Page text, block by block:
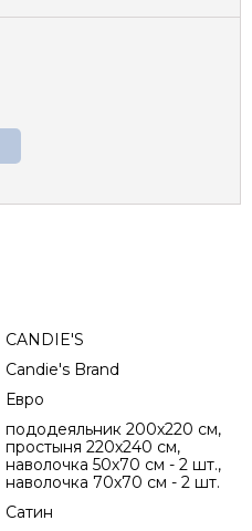
CANDIE'S
Candie's Brand
Евро
пододеяльник 200х220 см,
простыня 220х240 см,
наволочка 50х70 см - 2 шт.,
наволочка 70х70 см - 2 шт.
Сатин